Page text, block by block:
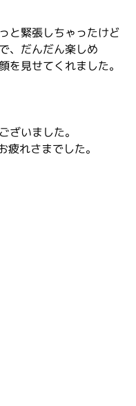
と緊張しちゃったけど
、だんだん楽しめ
を見せてくれました。
ざいました。
疲れさまでした。